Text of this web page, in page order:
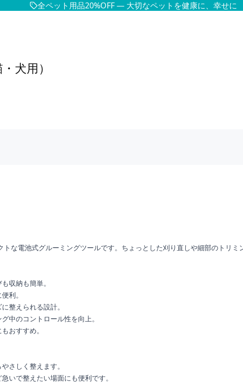
全ペット用品20%OFF — 大切なペットを健康に、幸せに
犬用）
な電池式グルーミングツールです。ちょっとした刈り直しや細部のトリ
収納も簡単。
利。
整えられる設計。
中のコントロール性を向上。
おすすめ。
さしく整えます。
いで整えたい場面にも便利です。